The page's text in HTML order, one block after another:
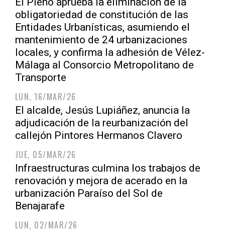
obligatoriedad de constitución de las
Entidades Urbanísticas, asumiendo el
mantenimiento de 24 urbanizaciones
locales, y confirma la adhesión de Vélez-
Málaga al Consorcio Metropolitano de
Transporte
LUN, 16/MAR/26
El alcalde, Jesús Lupiáñez, anuncia la
adjudicación de la reurbanización del
callejón Pintores Hermanos Clavero
JUE, 05/MAR/26
Infraestructuras culmina los trabajos de
renovación y mejora de acerado en la
urbanización Paraíso del Sol de
Benajarafe
LUN, 02/MAR/26